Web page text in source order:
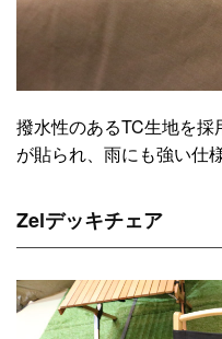
撥水性のあるTC生地を
が貼られ、雨にも強い仕
Zelデッキチェア